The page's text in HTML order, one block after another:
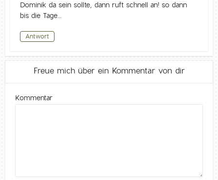
Dominik da sein sollte, dann ruft schnell an! so dann
bis die Tage…
Antwort
Freue mich über ein Kommentar von dir
Kommentar